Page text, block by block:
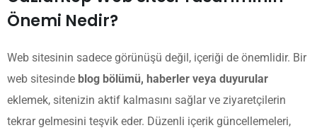
Önemi Nedir?
Web sitesinin sadece görünüşü değil, içeriği de önemlidir. Bir
web sitesinde blog bölümü, haberler veya duyurular
eklemek, sitenizin aktif kalmasını sağlar ve ziyaretçilerin
tekrar gelmesini teşvik eder. Düzenli içerik güncellemeleri,